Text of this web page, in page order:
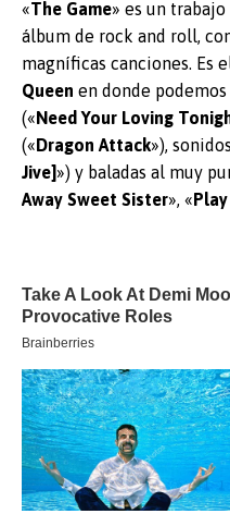
«The Game» es un
álbum de rock and roll,
magníficas canciones. Es
Queen en donde
(«Need Your Loving
(«Dragon Attack»),
Jive]») y baladas al muy
Away Sweet Sister», «